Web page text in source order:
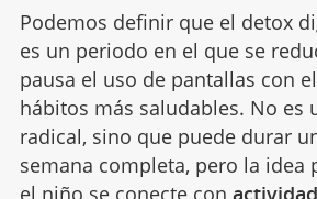
Podemos definir que el detox
es un periodo en el que se
pausa el uso de pantallas con
hábitos más saludables. No es
radical, sino que puede durar
semana completa, pero la idea
el niño se conecte con